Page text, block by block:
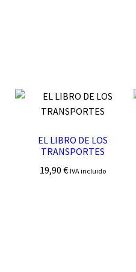
EL LIBRO DE LOS
TRANSPORTES
19,90€ IVA incluido